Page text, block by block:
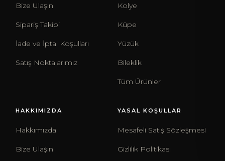
Bize Ulaşın
Sipariş Takibi
İade ve İptal Koşulları
Satış Noktalarımız
Kolye
Küpe
Yüzük
Bileklik
Tüm Ürünler
HAKKIMIZDA
Hakkımızda
Bize Ulaşın
YASAL KOŞULLAR
Mesafeli Satış Sözleşmesi
Gizlilik Politikası